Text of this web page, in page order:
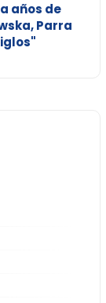
años de
Parra